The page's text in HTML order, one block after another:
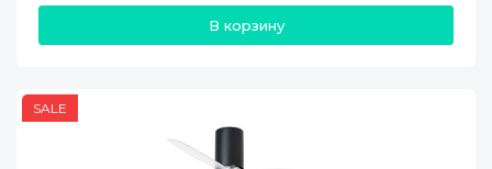
В корзину
SALE